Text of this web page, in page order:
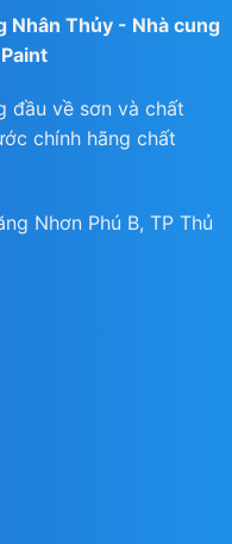
Nhân Thủy - Nhà cung
đầu về sơn và chất
chính hãng chất
Nhơn Phú B, TP Thủ